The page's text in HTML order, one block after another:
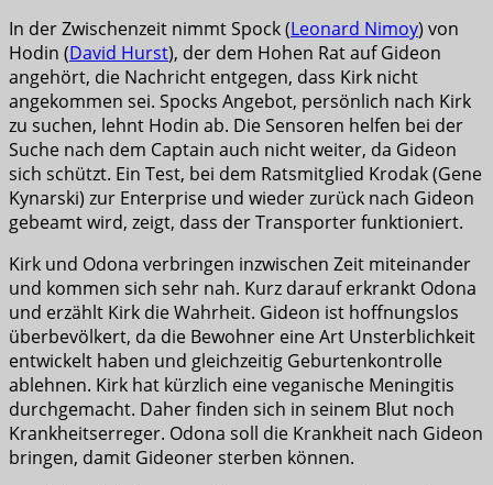
In der Zwischenzeit nimmt Spock (Leonard Nimoy) von
Hodin (David Hurst), der dem Hohen Rat auf Gideon
angehört, die Nachricht entgegen, dass Kirk nicht
angekommen sei. Spocks Angebot, persönlich nach Kirk
zu suchen, lehnt Hodin ab. Die Sensoren helfen bei der
Suche nach dem Captain auch nicht weiter, da Gideon
sich schützt. Ein Test, bei dem Ratsmitglied Krodak (Gene
Kynarski) zur Enterprise und wieder zurück nach Gideon
gebeamt wird, zeigt, dass der Transporter funktioniert.
Kirk und Odona verbringen inzwischen Zeit miteinander
und kommen sich sehr nah. Kurz darauf erkrankt Odona
und erzählt Kirk die Wahrheit. Gideon ist hoffnungslos
überbevölkert, da die Bewohner eine Art Unsterblichkeit
entwickelt haben und gleichzeitig Geburtenkontrolle
ablehnen. Kirk hat kürzlich eine veganische Meningitis
durchgemacht. Daher finden sich in seinem Blut noch
Krankheitserreger. Odona soll die Krankheit nach Gideon
bringen, damit Gideoner sterben können.